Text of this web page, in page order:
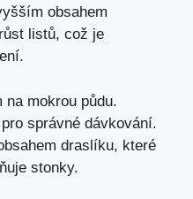
obsahem
listů, což je
mokrou půdu.
správné dávkování.
draslíku, které
stonky.